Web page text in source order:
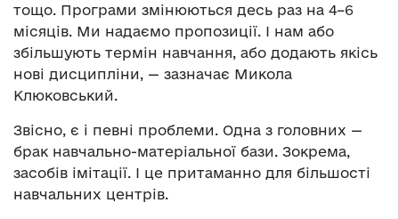
тощо. Програми змінюються десь раз на 4–6
місяців. Ми надаємо пропозиції. І нам або
збільшують термін навчання, або додають якісь
нові дисципліни, — зазначає Микола
Клюковський.
Звісно, є і певні проблеми. Одна з головних —
брак навчально-матеріальної бази. Зокрема,
засобів імітації. І це притаманно для більшості
навчальних центрів.